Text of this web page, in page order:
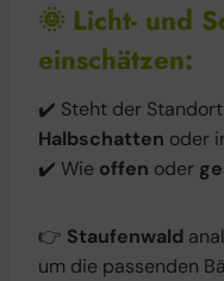
🌞 Licht- und
einschätzen:
✔️ Steht der Standort
Halbschatten oder
✔️ Wie offen oder
👉 Staufenwald
um die passenden